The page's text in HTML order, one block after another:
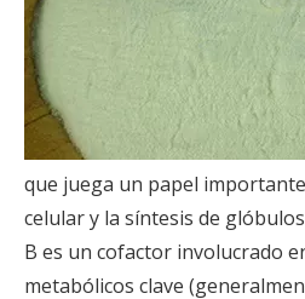
que juega un papel
celular y la síntesis de
B es un cofactor involucrado
metabólicos clave